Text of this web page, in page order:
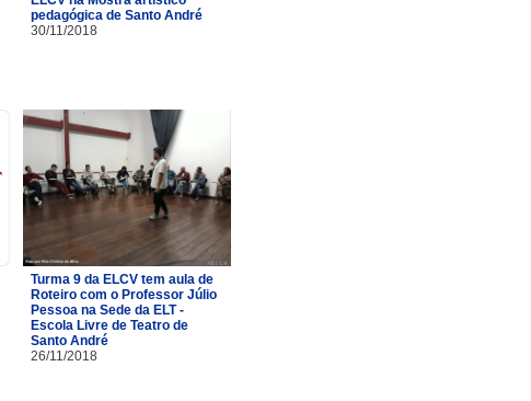
pedagógica de Santo André
30/11/2018
Turma 9 da ELCV tem aula de
Roteiro com o Professor Júlio
Pessoa na Sede da ELT -
Escola Livre de Teatro de
Santo André
26/11/2018